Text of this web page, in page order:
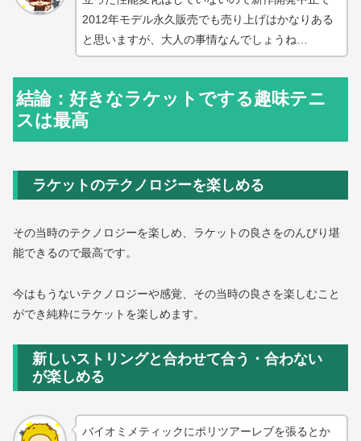
2012年モデル永久販売でも売り上げはかなりある
と思いますが、大人の事情なんでしょうね…
結論：好きなラケットでする趣味テニ
スは最高
ラケットのテクノロジーを楽しめる
その当時のテクノロジーを楽しめ、ラケットの良さをのんびり堪
能できるので最高です。
今はもうないテクノロジーや感覚、その当時の良さを楽しむこと
ができ純粋にラケットを楽しめます。
新しいストリングと合わせて合う・合わない
が楽しめる
バイオミメティックにポリツアーレブを張るとか